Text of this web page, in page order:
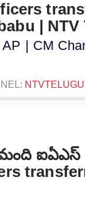
| NTV
| CM
NTVTELUGU
ఐఏఎస్‌